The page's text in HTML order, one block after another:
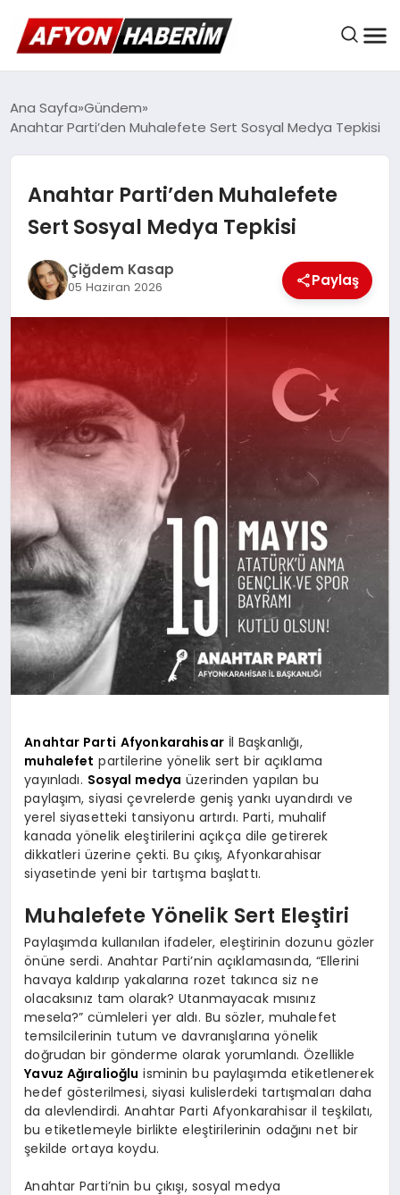
AFYON HABER
BELEDIYELER
EKONOMI
DÜNYA
SPOR
MAGAZIN
SAĞLIK
TEKNOLOJI
Ana Sayfa Gündem
Anahtar Parti’den Muhalefete Sert Sosyal Medya Tepkisi
Anahtar Parti’den Muhalefete
Sert Sosyal Medya Tepkisi
Çiğdem Kasap
05 Haziran 2026 Paylaş
Anahtar Parti Afyonkarahisarİl Başkanlığı,
muhalefet partilerine yönelik sert bir açıklama
yayınladı. Sosyal medya üzerinden yapılan bu
paylaşım, siyasi çevrelerde geniş yankı uyandırdı ve
yerel siyasetteki tansiyonu artırdı. Parti, muhalif
kanada yönelik eleştirilerini açıkça dile getirerek
dikkatleri üzerine çekti. Bu çıkış, Afyonkarahisar
siyasetinde yeni bir tartışma başlattı.
Muhalefete Yönelik Sert Eleştiri
Paylaşımda kullanılan ifadeler, eleştirinin dozunu gözler
önüne serdi. Anahtar Parti’nin açıklamasında, “Ellerini
havaya kaldırıp yakalarına rozet takınca siz ne
olacaksınız tam olarak? Utanmayacak mısınız
mesela?” cümleleri yer aldı. Bu sözler, muhalefet
temsilcilerinin tutum ve davranışlarına yönelik
doğrudan bir gönderme olarak yorumlandı. Özellikle
Yavuz Ağıralioğlu isminin bu paylaşımda etiketlenerek
hedef gösterilmesi, siyasi kulislerdeki tartışmaları daha
da alevlendirdi. Anahtar Parti Afyonkarahisar il teşkilatı,
bu etiketlemeyle birlikte eleştirilerinin odağını net bir
şekilde ortaya koydu.
Anahtar Parti’nin bu çıkışı, sosyal medya